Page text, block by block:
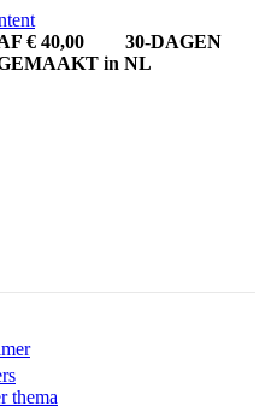
€ 40,00
30-DAGEN
in NL
thema